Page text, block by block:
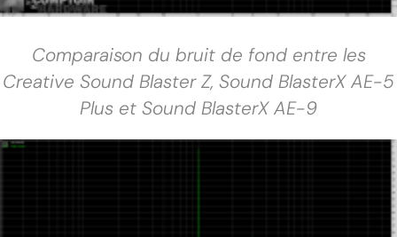
Comparaison du bruit de fond entre les
Creative Sound Blaster Z, Sound BlasterX AE-5
Plus et Sound BlasterX AE-9